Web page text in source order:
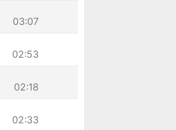
03:07
02:53
02:18
02:33